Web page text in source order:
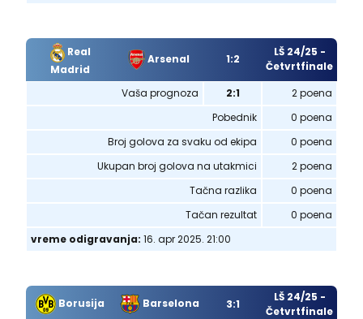
Real
Madrid
Arsenal 1:2
LŠ 24/25 -
Četvrtfinale
Vaša prognoza
2:1
2 poena
Pobednik
0 poena
Broj golova za svaku od ekipa
0 poena
Ukupan broj golova na utakmici
2 poena
Tačna razlika
0 poena
Tačan rezultat
0 poena
vreme odigravanja: 16. apr 2025. 21:00
Borusija Barselona 3:1
LŠ 24/25 -
Četvrtfinale